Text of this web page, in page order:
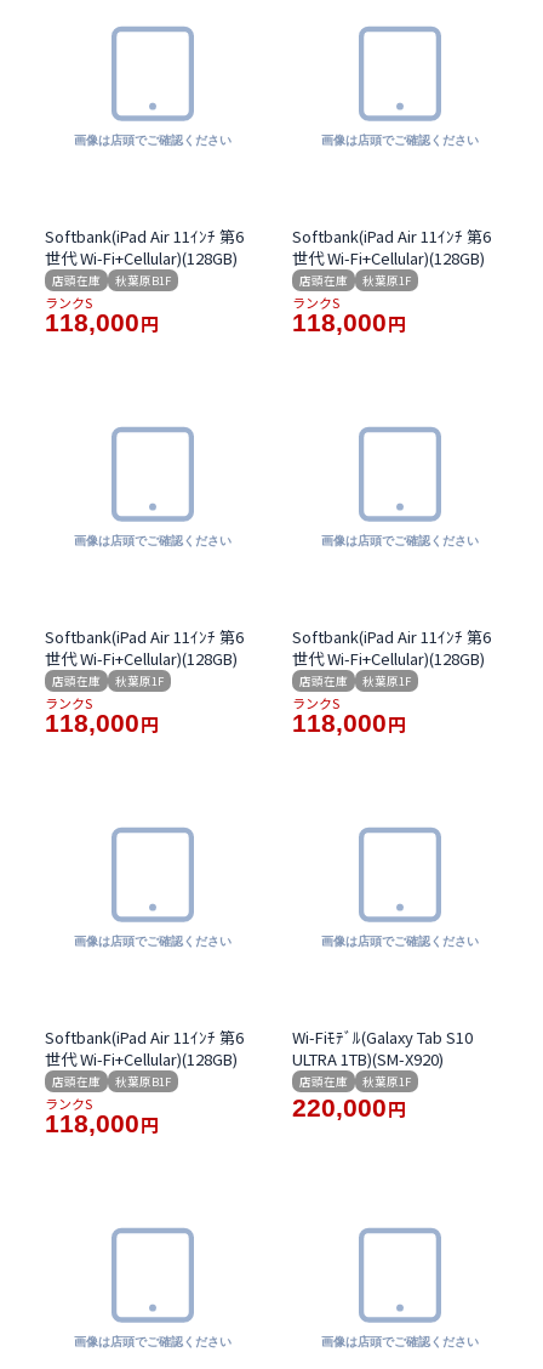
Softbank(iPad Air 11ｲﾝﾁ 第6
世代 Wi-Fi+Cellular)(128GB)
店頭在庫 秋葉原B1F
ランクS
118,000 円
Softbank(iPad Air 11ｲﾝﾁ 第6
世代 Wi-Fi+Cellular)(128GB)
店頭在庫 秋葉原1F
ランクS
118,000 円
Softbank(iPad Air 11ｲﾝﾁ 第6
世代 Wi-Fi+Cellular)(128GB)
店頭在庫 秋葉原1F
ランクS
118,000 円
Softbank(iPad Air 11ｲﾝﾁ 第6
世代 Wi-Fi+Cellular)(128GB)
店頭在庫 秋葉原1F
ランクS
118,000 円
Softbank(iPad Air 11ｲﾝﾁ 第6
世代 Wi-Fi+Cellular)(128GB)
店頭在庫 秋葉原B1F
ランクS
118,000 円
Wi-Fiﾓﾃﾞﾙ(Galaxy Tab S10
ULTRA 1TB)(SM-X920)
店頭在庫 秋葉原1F
220,000 円